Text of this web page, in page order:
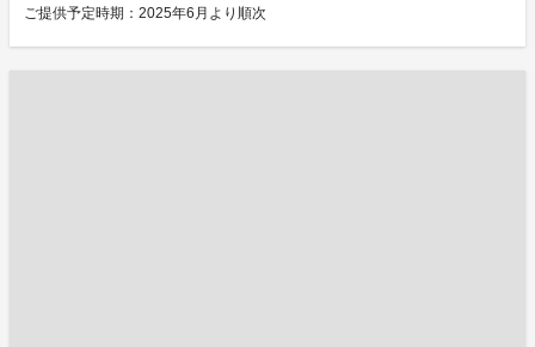
ご提供予定時期：2025年6月より順次